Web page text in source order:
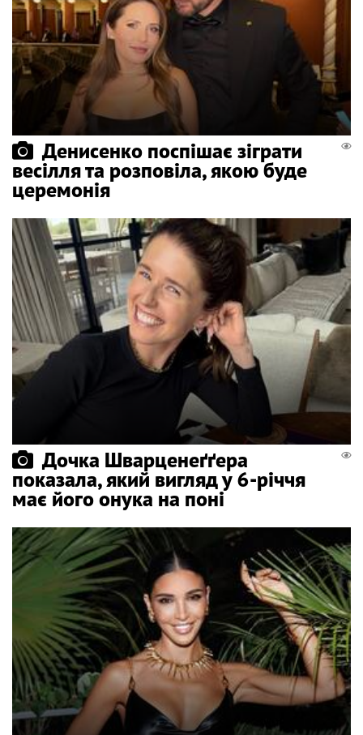
Денисенко поспішає зіграти
весілля та розповіла, якою буде
церемонія
Дочка Шварценеґґера
показала, який вигляд у 6-річчя
має його онука на поні